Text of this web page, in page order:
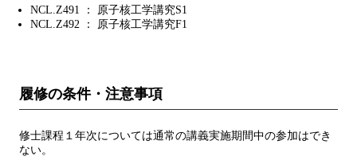
NCL.Z491 ： 原子核工学講究S1
NCL.Z492 ： 原子核工学講究F1
履修の条件・注意事項
修士課程１年次については通常の講義実施期間中の参加はでき
ない。